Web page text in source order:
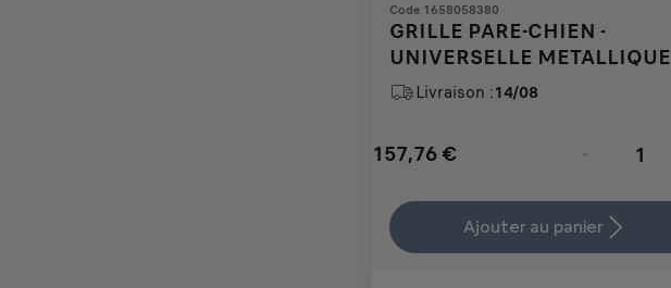
Code 1658058380
GRILLE PARE-CHIEN -
UNIVERSELLE METALLIQUE
Livraison :14/08
157,76€
Price
157,76
-
Quantity
updated
Ajouter au panier